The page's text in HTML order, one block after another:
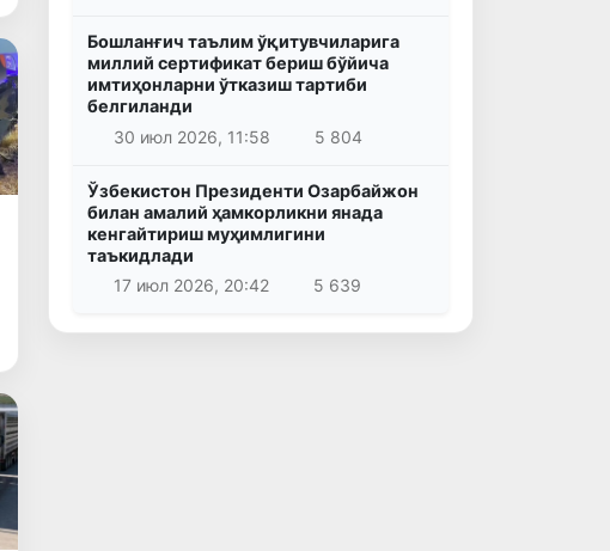
Бошланғич таълим ўқитувчиларига
миллий сертификат бериш бўйича
имтиҳонларни ўтказиш тартиби
белгиланди
30 июл 2026, 11:58
5 804
Ўзбекистон Президенти Озарбайжон
билан амалий ҳамкорликни янада
кенгайтириш муҳимлигини
таъкидлади
17 июл 2026, 20:42
5 639